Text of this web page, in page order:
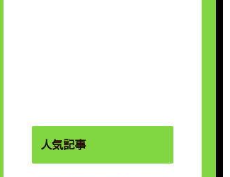
人気記事